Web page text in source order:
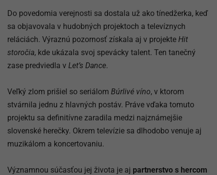
Do povedomia verejnosti sa dostala už ako tínedžerka, keď
sa objavovala v hudobných projektoch a televíznych
reláciách. Výraznú pozornosť získala aj v projekte Hit
storočia, kde ukázala svoj spevácky talent. Ten tanečný
zase predviedla v Let’s Dance.
Veľký zlom prišiel so seriálom Búrlivé víno, v ktorom
stvárnila jednu z hlavných postáv. Práve vďaka tomuto
projektu sa definitívne zaradila medzi najznámejšie
slovenské herečky. Okrem televízie sa dlhodobo venuje aj
muzikálom a koncertovaniu.
Významnou súčasťou jej života je aj partnerstvo s hercom